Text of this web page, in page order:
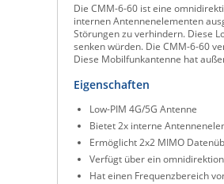
Die CMM-6-60 ist eine
internen Antennenelementen
Störungen zu verhindern. Diese
senken würden. Die CMM-6-60
Diese Mobilfunkantenne hat
Eigenschaften
Low-PIM 4G/5G Antenne
Bietet 2x interne
Ermöglicht 2x2 MIMO
Verfügt über ein
Hat einen Frequenzbereich